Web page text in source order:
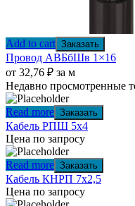
Add to cart Заказать
Провод АВБбШв 1×16
от 32,76 ₽ за м
Недавно просмотренные
Read more Заказать
Кабель РПШ 5х4
Цена по запросу
Read more Заказать
Кабель КНРП 7х2,5
Цена по запросу